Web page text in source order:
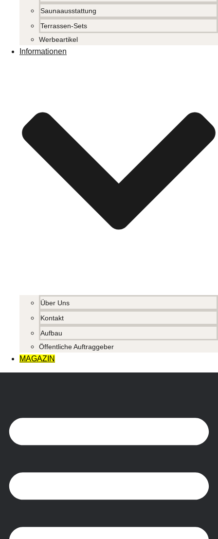
Saunaausstattung
Terrassen-Sets
Werbeartikel
Informationen
Über Uns
Kontakt
Aufbau
Öffentliche Auftraggeber
MAGAZIN